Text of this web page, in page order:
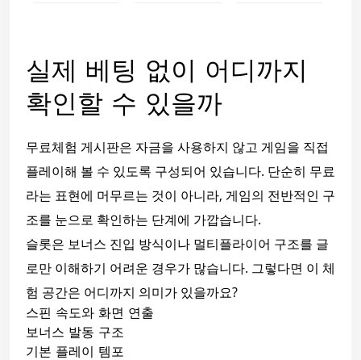
실제 베팅 없이 어디까지
확인할 수 있을까
무료체험 게시판은 자금을 사용하지 않고 게임을 직접
플레이해 볼 수 있도록 구성되어 있습니다. 단순히 무료
라는 표현에 머무르는 것이 아니라, 게임의 전반적인 구
조를 눈으로 확인하는 단계에 가깝습니다.
슬롯은 보너스 진입 방식이나 멀티플라이어 구조를 글
로만 이해하기 어려운 경우가 많습니다. 그렇다면 이 체
험 공간은 어디까지 의미가 있을까요?
스핀 속도와 화면 연출
보너스 발동 구조
기본 플레이 템포